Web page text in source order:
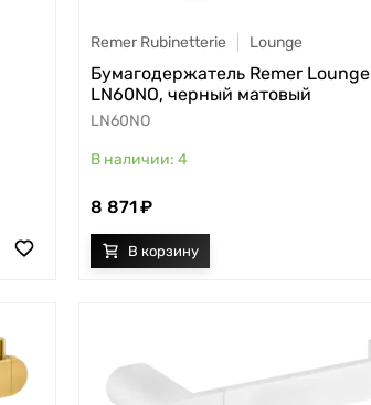
Remer Rubinetterie Lounge
Бумагодержатель Remer Lounge
LN60NO, черный матовый
LN60NO
4
8 871